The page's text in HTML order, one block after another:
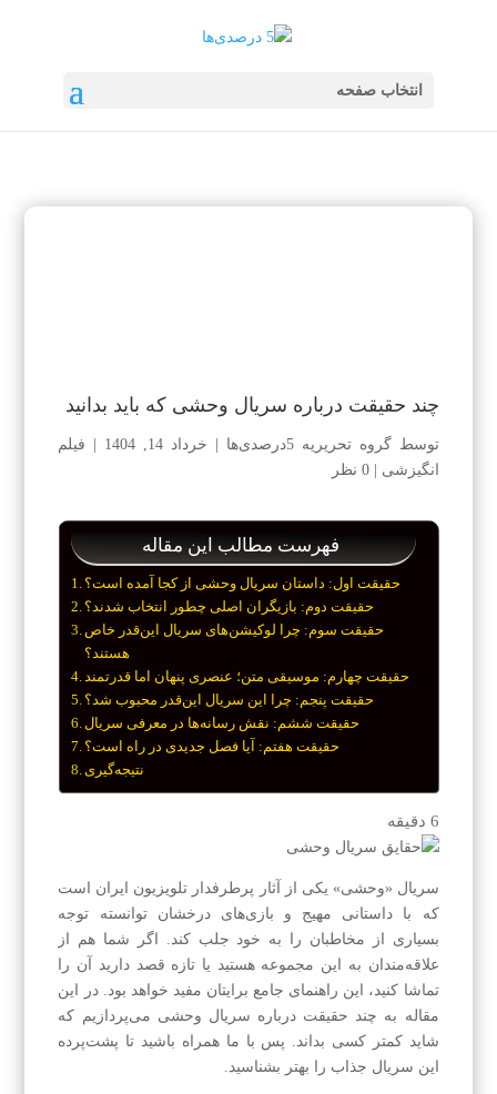
انتخاب صفحه
چند حقیقت درباره سریال وحشی که باید بدانید
توسطگروه تحریریه 5درصدی‌ها خرداد 14, 1404
فیلم
انگیزشی |0 نظر
فهرست مطالب این مقاله
حقیقت اول: داستان سریال وحشی از کجا آمده است؟
حقیقت دوم: بازیگران اصلی چطور انتخاب شدند؟
حقیقت سوم: چرا لوکیشن‌های سریال این‌قدر خاص
هستند؟
حقیقت چهارم: موسیقی متن؛ عنصری پنهان اما قدرتمند
حقیقت پنجم: چرا این سریال این‌قدر محبوب شد؟
حقیقت ششم: نقش رسانه‌ها در معرفی سریال
حقیقت هفتم: آیا فصل جدیدی در راه است؟
نتیجه‌گیری
6 دقیقه
سریال «وحشی» یکی از آثار پرطرفدار تلویزیون ایران است
که با داستانی مهیج و بازی‌های درخشان توانسته توجه
بسیاری از مخاطبان را به خود جلب کند. اگر شما هم از
علاقه‌مندان به این مجموعه هستید یا تازه قصد دارید آن را
تماشا کنید، این راهنمای جامع برایتان مفید خواهد بود. در این
مقاله به چند حقیقت درباره سریال وحشی می‌پردازیم که
شاید کمتر کسی بداند. پس با ما همراه باشید تا پشت‌پرده
این سریال جذاب را بهتر بشناسید.